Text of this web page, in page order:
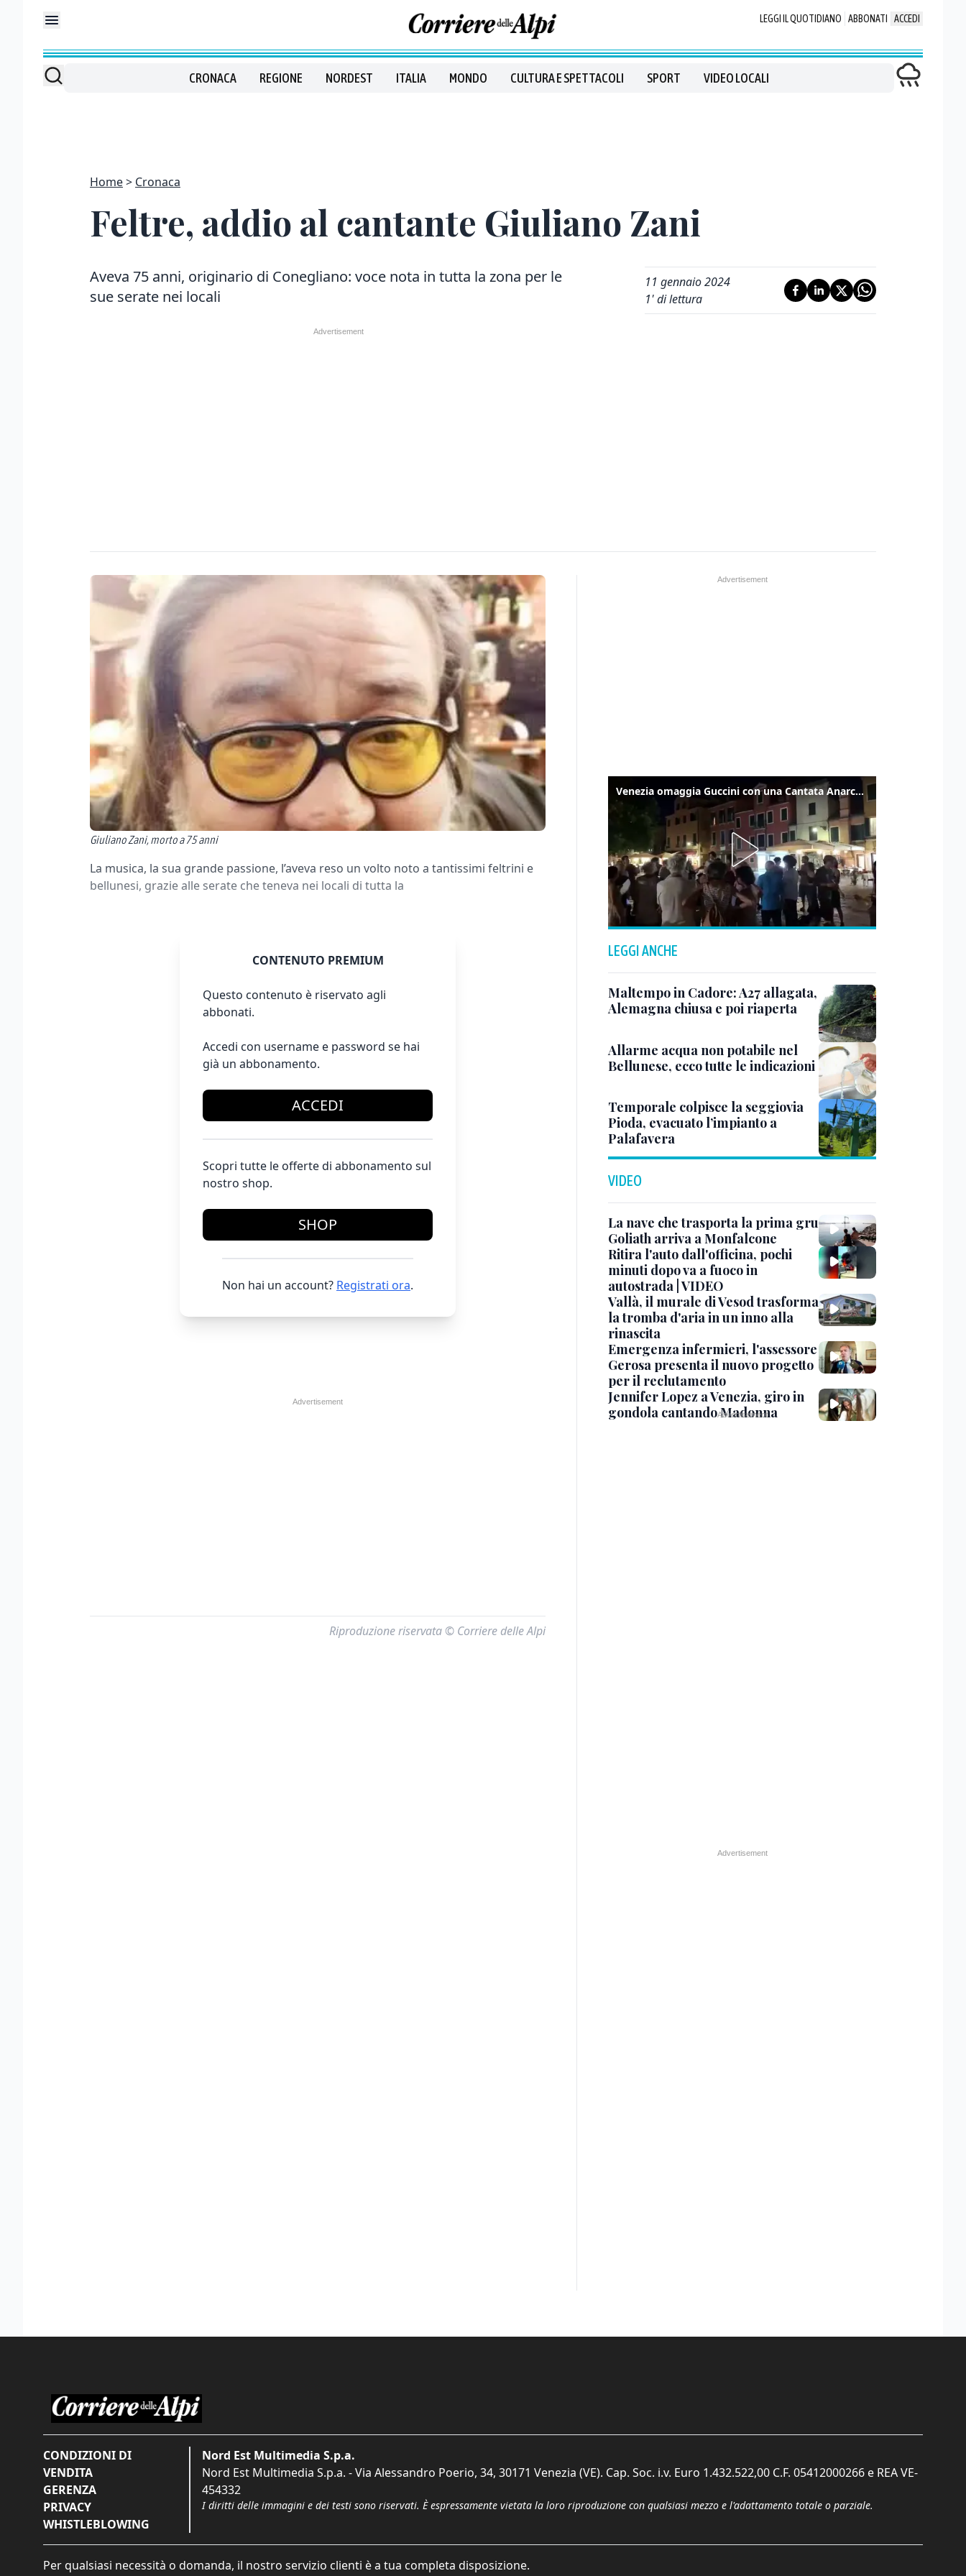
LEGGI IL QUOTIDIANO ABBONATI ACCEDI
CRONACA REGIONE NORDEST ITALIA MONDO CULTURA E SPETTACOLI SPORT VIDEO LOCALI
Home Cronaca
Feltre, addio al cantante Giuliano Zani
Aveva 75 anni, originario di Conegliano: voce nota in tutta la zona per le
sue serate nei locali
11 gennaio 2024
1' di lettura
Giuliano Zani, morto a 75 anni
La musica, la sua grande passione, l’aveva reso un volto noto a tantissimi feltrini e
bellunesi, grazie alle serate che teneva nei locali di tutta la
CONTENUTO PREMIUM
Questo contenuto è riservato agli
abbonati.
Accedi con username e password se hai
già un abbonamento.
ACCEDI
Scopri tutte le offerte di abbonamento sul
nostro shop.
SHOP
Non hai un account? Registrati ora.
Riproduzione riservata © Corriere delle Alpi
Venezia omaggia Guccini con una Cantata Anarchica in campo Santa Margherita
LEGGI ANCHE
Maltempo in Cadore: A27 allagata,
Alemagna chiusa e poi riaperta
Allarme acqua non potabile nel
Bellunese, ecco tutte le indicazioni
Temporale colpisce la seggiovia
Pioda, evacuato l’impianto a
Palafavera
VIDEO
La nave che trasporta la prima gru
Goliath arriva a Monfalcone
Ritira l'auto dall'officina, pochi
minuti dopo va a fuoco in
autostrada | VIDEO
Vallà, il murale di Vesod trasforma
la tromba d'aria in un inno alla
rinascita
Emergenza infermieri, l'assessore
Gerosa presenta il nuovo progetto
per il reclutamento
Jennifer Lopez a Venezia, giro in
gondola cantando Madonna
CONDIZIONI DI
VENDITA
GERENZA
PRIVACY
WHISTLEBLOWING
Nord Est Multimedia S.p.a.
Nord Est Multimedia S.p.a. - Via Alessandro Poerio, 34, 30171 Venezia (VE). Cap. Soc. i.v. Euro 1.432.522,00 C.F. 05412000266 e REA VE-
454332
I diritti delle immagini e dei testi sono riservati. È espressamente vietata la loro riproduzione con qualsiasi mezzo e l'adattamento totale o parziale.
Per qualsiasi necessità o domanda, il nostro servizio clienti è a tua completa disposizione.